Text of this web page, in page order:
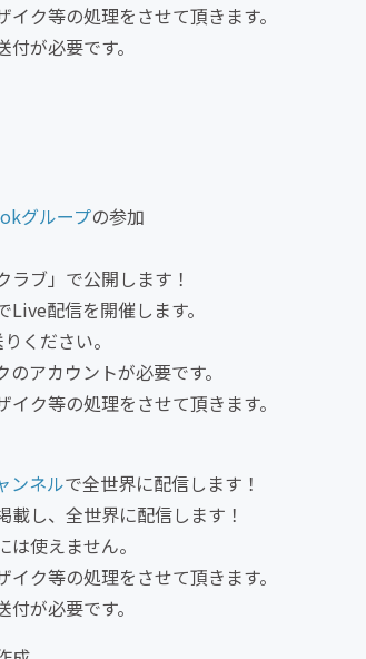
ク等の処理をさせて頂きます。
が必要です。
グループの参加
ラブ」で公開します！
配信を開催します。
ください。
アカウントが必要です。
ク等の処理をさせて頂きます。
ンネルで全世界に配信します！
載し、全世界に配信します！
使えません。
ク等の処理をさせて頂きます。
が必要です。